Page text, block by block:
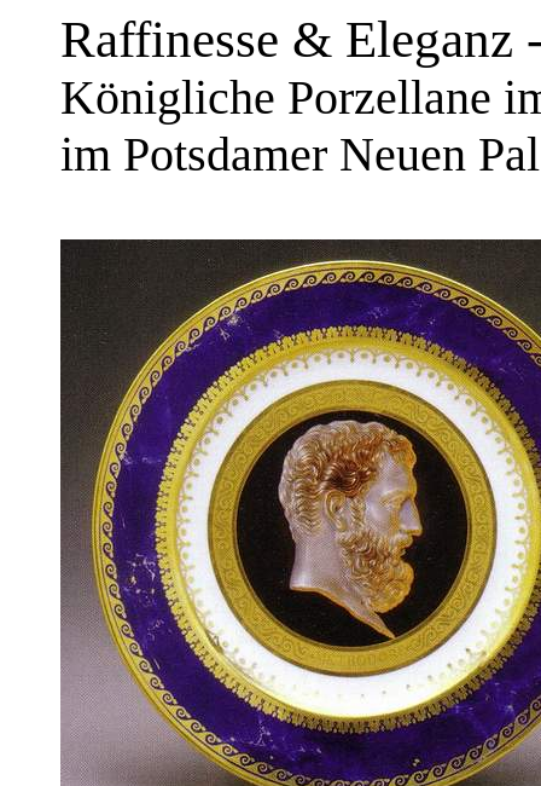
Raffinesse & Eleganz
Königliche Porzellane
im Potsdamer Neuen